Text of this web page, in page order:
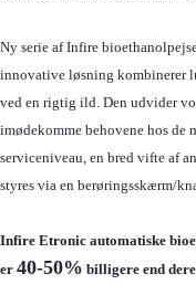
Ny serie af Infire
innovative løsning kombinerer
ved en rigtig ild. Den udvider
imødekomme behovene hos de
serviceniveau, en bred vifte af
styres via en berøringsskærm/
Infire Etronic automatiske
er 40-50% billigere end